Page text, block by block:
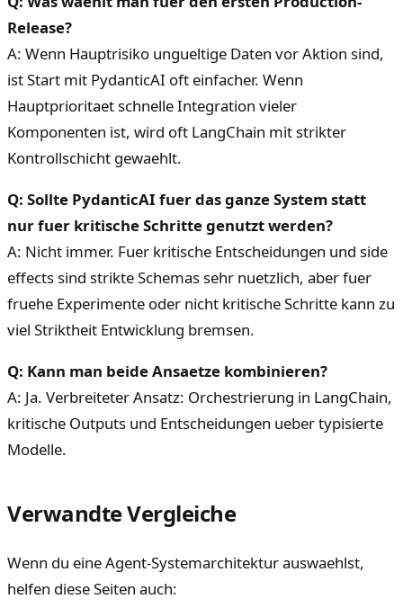
Release?
A: Wenn Hauptrisiko ungueltige Daten vor Aktion sind,
ist Start mit PydanticAI oft einfacher. Wenn
Hauptprioritaet schnelle Integration vieler
Komponenten ist, wird oft LangChain mit strikter
Kontrollschicht gewaehlt.
Q: Sollte PydanticAI fuer das ganze System statt
nur fuer kritische Schritte genutzt werden?
A: Nicht immer. Fuer kritische Entscheidungen und side
effects sind strikte Schemas sehr nuetzlich, aber fuer
fruehe Experimente oder nicht kritische Schritte kann zu
viel Striktheit Entwicklung bremsen.
Q: Kann man beide Ansaetze kombinieren?
A: Ja. Verbreiteter Ansatz: Orchestrierung in LangChain,
kritische Outputs und Entscheidungen ueber typisierte
Modelle.
Verwandte Vergleiche
Wenn du eine Agent-Systemarchitektur auswaehlst,
helfen diese Seiten auch: